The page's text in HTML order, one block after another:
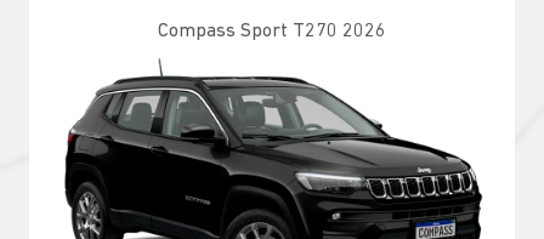
Compass Sport T270 2026